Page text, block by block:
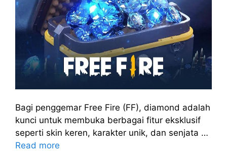
Bagi penggemar Free Fire (FF), diamond adalah
kunci untuk membuka berbagai fitur eksklusif
seperti skin keren, karakter unik, dan senjata …
Read more